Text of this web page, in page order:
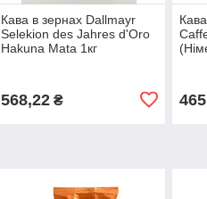
Кава в зернах Dallmayr
Selekion des Jahres d'Oro
Hakuna Mata 1кг
568,22₴